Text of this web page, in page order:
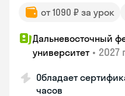
от 1090 ₽ за урок
Дальневосточный
университет • 2027
Обладает
часов